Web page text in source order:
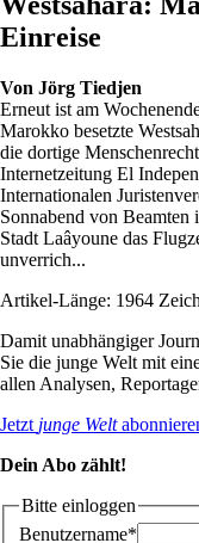
Einreise
Von Jörg Tiedjen
Erneut ist am
Marokko besetzte
die dortige
Internetzeitung El
Internationalen
Sonnabend von
Stadt Laâyoune das
unverrich...
Artikel-Länge: 1964
Damit unabhängiger
Sie die junge Welt mit
allen Analysen,
Jetzt junge Welt
Dein Abo zählt!
Bitte einloggen
Benutzername*